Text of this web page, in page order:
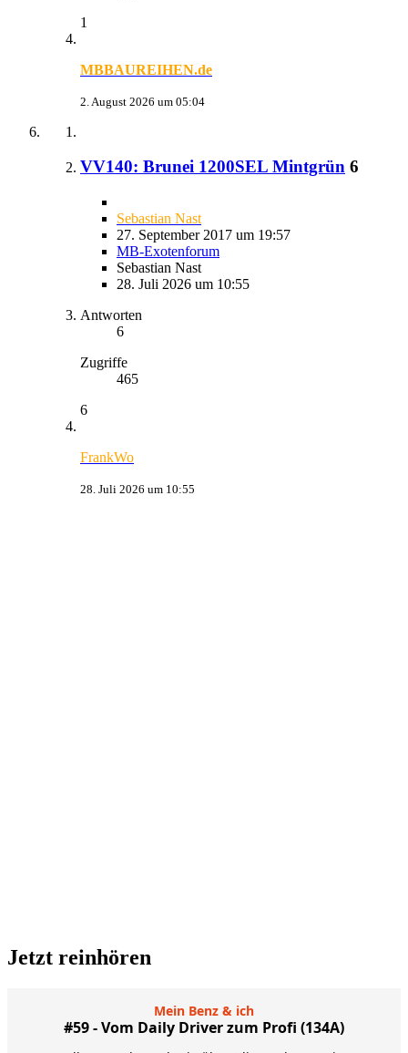
1
MBBAUREIHEN.de
2. August 2026 um 05:04
VV140: Brunei 1200SEL Mintgrün 6
Sebastian Nast
27. September 2017 um 19:57
MB-Exotenforum
Sebastian Nast
28. Juli 2026 um 10:55
Antworten
6
Zugriffe
465
6
FrankWo
28. Juli 2026 um 10:55
Jetzt reinhören